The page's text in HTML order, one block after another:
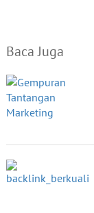
Baca Juga